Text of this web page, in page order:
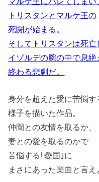
トリスタンとマルケ王の
死闘が始まる。
そしてトリスタンは死亡
イゾルデの腕の中で息絶
終わる悲劇だ。
身分を超えた愛に苦悩す
様子を描いた作品。
仲間との友情を取るか、
妻との愛を取るのかで
苦悩する｢憂国｣に
まさにあった楽曲と言え